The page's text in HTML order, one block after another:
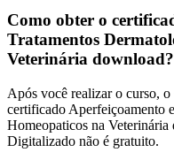
Como obter o
Tratamentos
Veterinária download?
Após você realizar o curso,
certificado Aperfeiçoamento
Homeopaticos na
Digitalizado não é gratuito.